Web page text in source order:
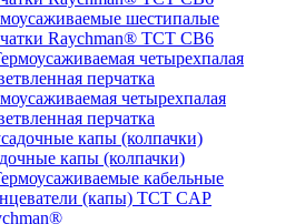
шестипалые
Raychman® ТСТ СВ6
четырехпалая
перчатка
капы (колпачки)